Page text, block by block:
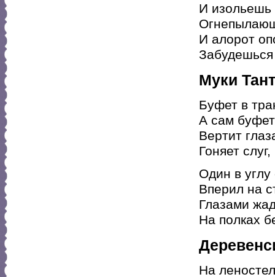
И изольешь
И алорот
Муки
Буфет в
А сам
Вертит
Гоняет
Один в
Вперил на
Глазами
На полках
На